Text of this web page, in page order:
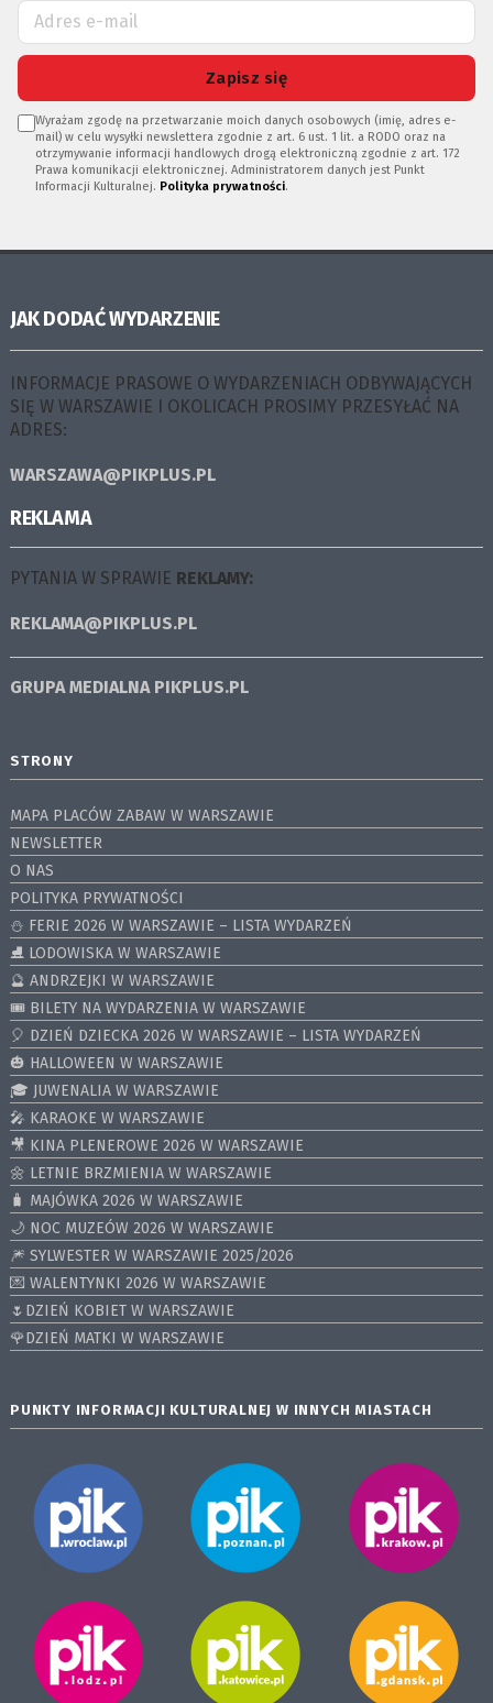
Zapisz się
Wyrażam zgodę na przetwarzanie moich danych osobowych (imię, adres e-
mail) w celu wysyłki newslettera zgodnie z art. 6 ust. 1 lit. a RODO oraz na
otrzymywanie informacji handlowych drogą elektroniczną zgodnie z art. 172
Prawa komunikacji elektronicznej. Administratorem danych jest Punkt
Informacji Kulturalnej. Polityka prywatności.
JAK DODAĆ WYDARZENIE
INFORMACJE PRASOWE O WYDARZENIACH ODBYWAJĄCYCH
SIĘ W WARSZAWIE I OKOLICACH PROSIMY PRZESYŁAĆ NA
ADRES:
WARSZAWA@PIKPLUS.PL
REKLAMA
PYTANIA W SPRAWIE REKLAMY:
REKLAMA@PIKPLUS.PL
GRUPA MEDIALNA PIKPLUS.PL
STRONY
MAPA PLACÓW ZABAW W WARSZAWIE
NEWSLETTER
O NAS
POLITYKA PRYWATNOŚCI
⛄️ FERIE 2026 W WARSZAWIE – LISTA WYDARZEŃ
⛸ LODOWISKA W WARSZAWIE
🔮 ANDRZEJKI W WARSZAWIE
🎟️ BILETY NA WYDARZENIA W WARSZAWIE
🎈 DZIEŃ DZIECKA 2026 W WARSZAWIE – LISTA WYDARZEŃ
🎃 HALLOWEEN W WARSZAWIE
🎓 JUWENALIA W WARSZAWIE
🎤 KARAOKE W WARSZAWIE
🎥 KINA PLENEROWE 2026 W WARSZAWIE
🌼 LETNIE BRZMIENIA W WARSZAWIE
🧳 MAJÓWKA 2026 W WARSZAWIE
🌙 NOC MUZEÓW 2026 W WARSZAWIE
🎆 SYLWESTER W WARSZAWIE 2025/2026
💌 WALENTYNKI 2026 W WARSZAWIE
🌷DZIEŃ KOBIET W WARSZAWIE
🌹DZIEŃ MATKI W WARSZAWIE
PUNKTY INFORMACJI KULTURALNEJ W INNYCH MIASTACH